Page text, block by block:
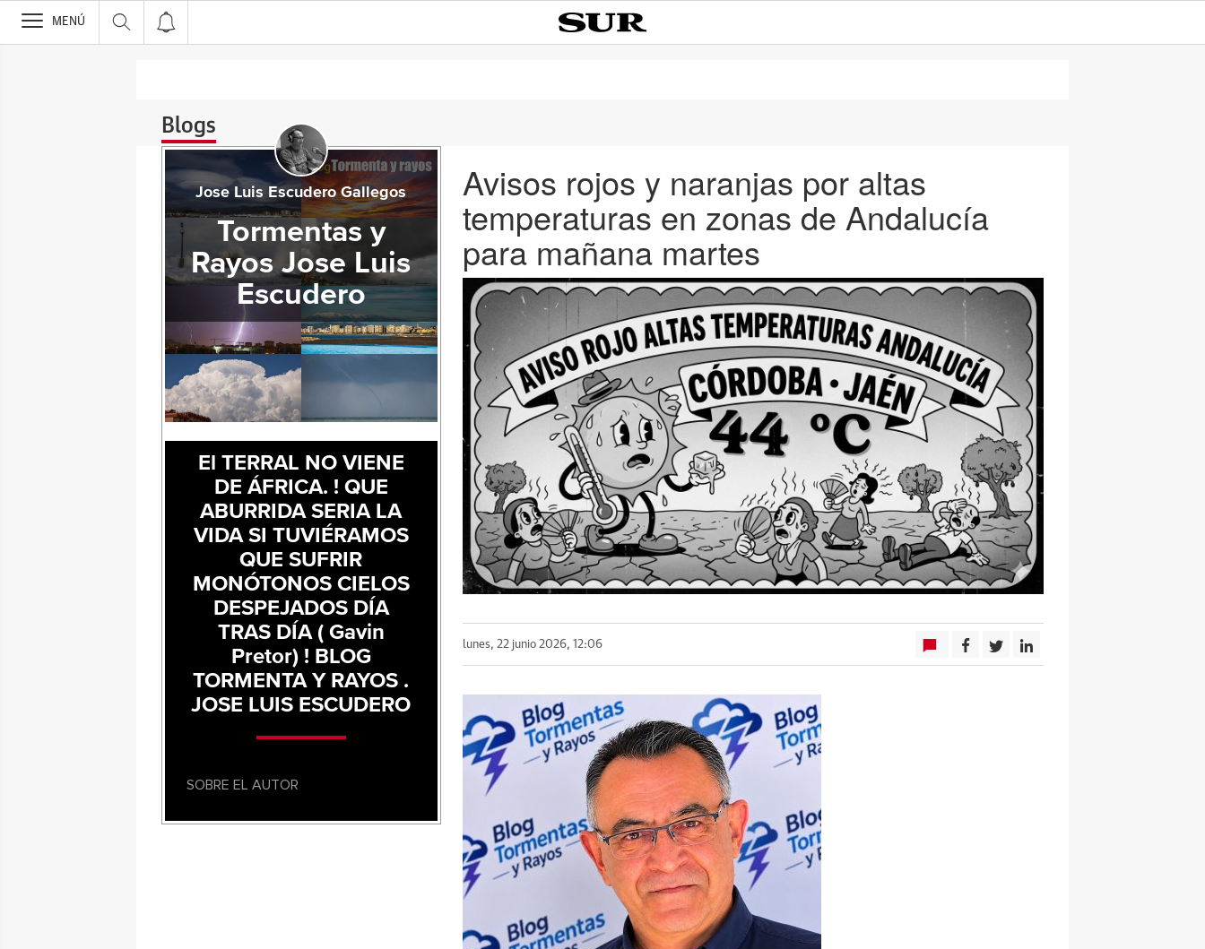
>
MENÚ
Blogs
Avisos rojos y naranjas por altas
temperaturas en zonas de Andalucía
para mañana martes
lunes, 22 junio 2026, 12:06
Jose Luis Escudero Gallegos
Tormentas y
Rayos Jose Luis
Escudero
El TERRAL NO VIENE
DE ÁFRICA. ! QUE
ABURRIDA SERIA LA
VIDA SI TUVIÉRAMOS
QUE SUFRIR
MONÓTONOS CIELOS
DESPEJADOS DÍA
TRAS DÍA ( Gavin
Pretor) ! BLOG
TORMENTA Y RAYOS .
JOSE LUIS ESCUDERO
SOBRE EL AUTOR